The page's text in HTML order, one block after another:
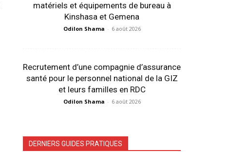
matériels et équipements de bureau à
Kinshasa et Gemena
Odilon Shama - 6 août 2026
Recrutement d’une compagnie d’assurance
santé pour le personnel national de la GIZ
et leurs familles en RDC
Odilon Shama - 6 août 2026
DERNIERS GUIDES PRATIQUES